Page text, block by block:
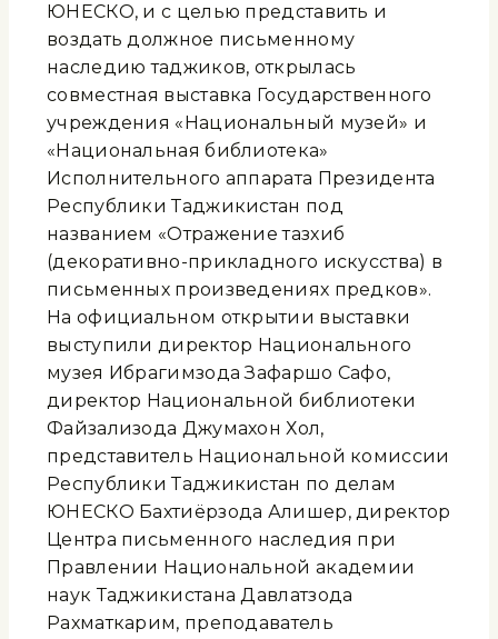
ЮНЕСКО, и с целью представить и
воздать должное письменному
наследию таджиков, открылась
совместная выставка Государственного
учреждения «Национальный музей» и
«Национальная библиотека»
Исполнительного аппарата Президента
Республики Таджикистан под
названием «Отражение тазхиб
(декоративно-прикладного искусства) в
письменных произведениях предков».
На официальном открытии выставки
выступили директор Национального
музея Ибрагимзода Зафаршо Сафо,
директор Национальной библиотеки
Файзализода Джумахон Хол,
представитель Национальной комиссии
Республики Таджикистан по делам
ЮНЕСКО Бахтиёрзода Алишер, директор
Центра письменного наследия при
Правлении Национальной академии
наук Таджикистана Давлатзода
Рахматкарим, преподаватель